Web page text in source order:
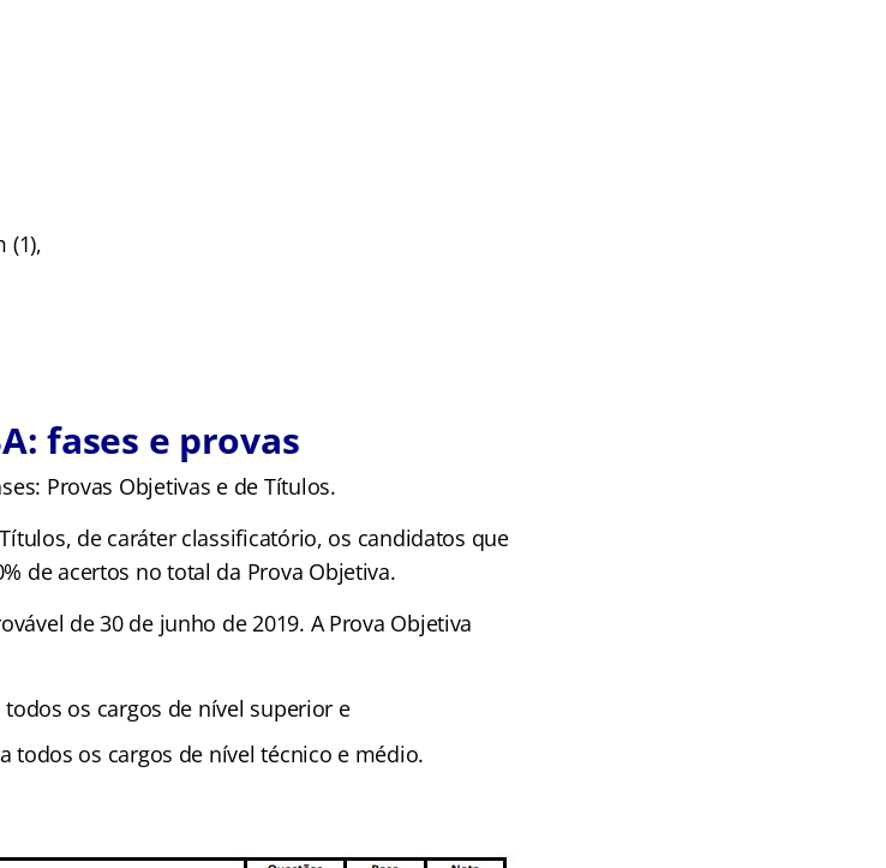
(1),
fases e provas
Provas Objetivas e de Títulos.
de caráter classificatório, os candidatos que
de acertos no total da Prova Objetiva.
de 30 de junho de 2019. A Prova Objetiva
os cargos de nível superior e
todos os cargos de nível técnico e médio.